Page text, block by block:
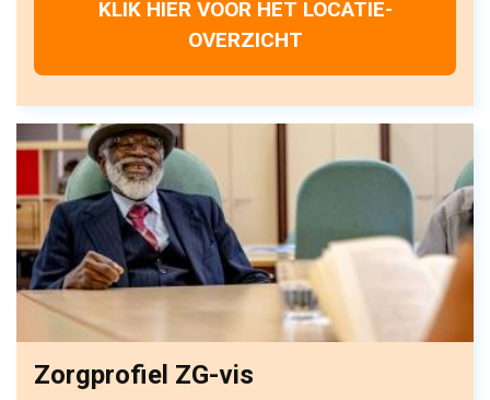
KLIK HIER VOOR HET LOCATIE-
OVERZICHT
Zorgprofiel ZG-vis